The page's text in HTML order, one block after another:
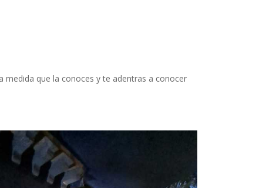
medida que la conoces y te adentras a conocer